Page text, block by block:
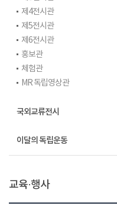
제4전시관
제5전시관
제6전시관
홍보관
체험관
MR 독립영상관
국외교류전시
이달의 독립운동
교육·행사